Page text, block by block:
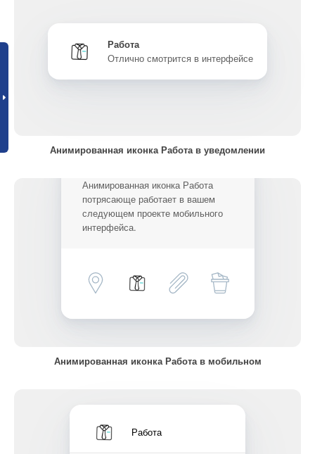
Работа
Отлично смотрится в интерфейсе
Анимированная иконка Работа в уведомлении
Анимированная иконка Работа
потрясающе работает в вашем
следующем проекте мобильного
интерфейса.
Анимированная иконка Работа в мобильном
Работа